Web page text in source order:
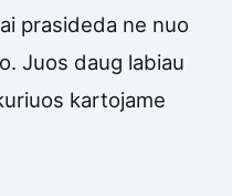
prasideda ne nuo
Juos daug labiau
kartojame